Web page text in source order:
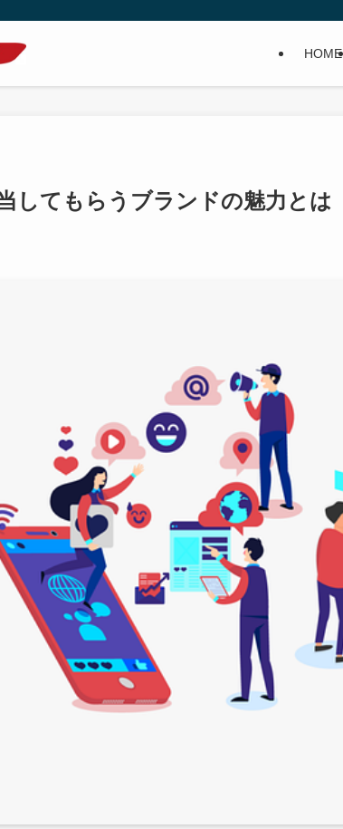
HOME
してもらうブランドの魅力とは